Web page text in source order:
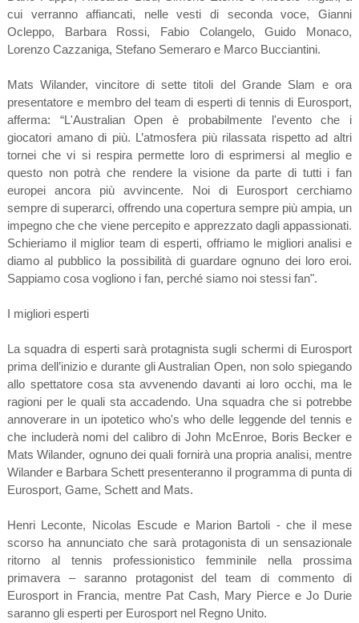
cui verranno affiancati, nelle vesti di seconda voce, Gianni
Ocleppo, Barbara Rossi, Fabio Colangelo, Guido Monaco,
Lorenzo Cazzaniga, Stefano Semeraro e Marco Bucciantini.
Mats Wilander, vincitore di sette titoli del Grande Slam e ora
presentatore e membro del team di esperti di tennis di Eurosport,
afferma: “L'Australian Open è probabilmente l'evento che i
giocatori amano di più. L’atmosfera più rilassata rispetto ad altri
tornei che vi si respira permette loro di esprimersi al meglio e
questo non potrà che rendere la visione da parte di tutti i fan
europei ancora più avvincente. Noi di Eurosport cerchiamo
sempre di superarci, offrendo una copertura sempre più ampia, un
impegno che che viene percepito e apprezzato dagli appassionati.
Schieriamo il miglior team di esperti, offriamo le migliori analisi e
diamo al pubblico la possibilità di guardare ognuno dei loro eroi.
Sappiamo cosa vogliono i fan, perché siamo noi stessi fan".
I migliori esperti
La squadra di esperti sarà protagnista sugli schermi di Eurosport
prima dell’inizio e durante gli Australian Open, non solo spiegando
allo spettatore cosa sta avvenendo davanti ai loro occhi, ma le
ragioni per le quali sta accadendo. Una squadra che si potrebbe
annoverare in un ipotetico who's who delle leggende del tennis e
che includerà nomi del calibro di John McEnroe, Boris Becker e
Mats Wilander, ognuno dei quali fornirà una propria analisi, mentre
Wilander e Barbara Schett presenteranno il programma di punta di
Eurosport, Game, Schett and Mats.
Henri Leconte, Nicolas Escude e Marion Bartoli - che il mese
scorso ha annunciato che sarà protagonista di un sensazionale
ritorno al tennis professionistico femminile nella prossima
primavera – saranno protagonist del team di commento di
Eurosport in Francia, mentre Pat Cash, Mary Pierce e Jo Durie
saranno gli esperti per Eurosport nel Regno Unito.